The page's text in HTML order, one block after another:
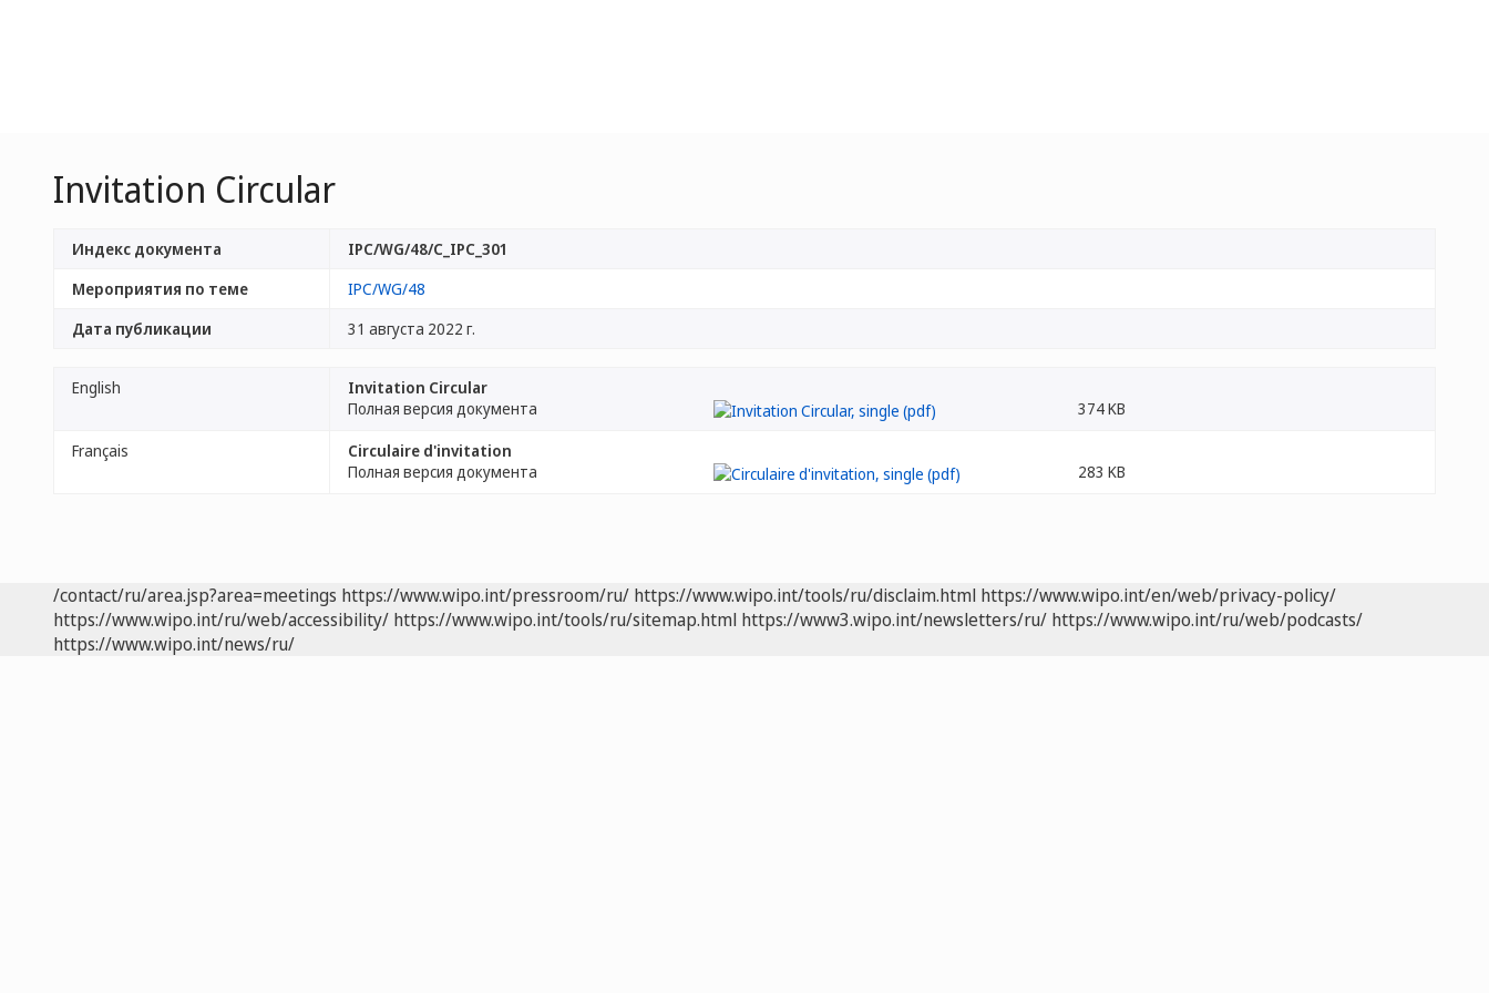
Invitation Circular
Индекс документа
IPC/WG/48/C_IPC_301
Мероприятия по теме
IPC/WG/48
Дата публикации
31 августа 2022 г.
English
Invitation Circular
Полная версия документа
374 KB
Français
Circulaire d'invitation
Полная версия документа
283 KB
/contact/ru/area.jsp?area=meetings https://www.wipo.int/pressroom/ru/ https://www.wipo.int/tools/ru/disclaim.html https://www.wipo.int/en/web/privacy-policy/
https://www.wipo.int/ru/web/accessibility/ https://www.wipo.int/tools/ru/sitemap.html https://www3.wipo.int/newsletters/ru/ https://www.wipo.int/ru/web/podcasts/
https://www.wipo.int/news/ru/